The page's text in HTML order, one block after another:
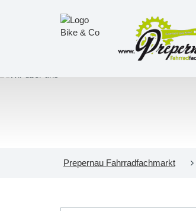
Prepernau Fahrradfachmarkt